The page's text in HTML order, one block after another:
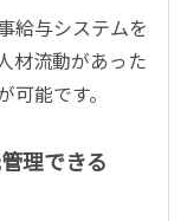
給与システムを
材流動があった
能です。
理できる